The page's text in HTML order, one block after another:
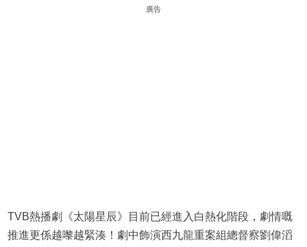
廣告
TVB熱播劇《太陽星辰》目前已經進入白熱化階段，劇情嘅
推進更係越嚟越緊湊！劇中飾演西九龍重案組總督察劉偉滔